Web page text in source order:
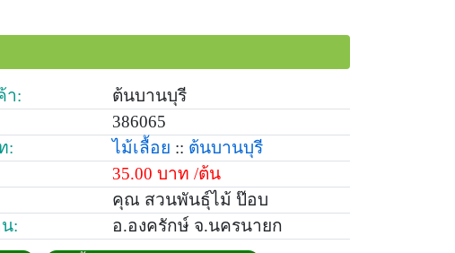
า:
ต้นบานบุรี
386065
:
ไม้เลื้อย :: ต้นบานบุรี
35.00 บาท /ต้น
คุณ สวนพันธุ์ไม้ ป๊อบ
:
อ.องครักษ์ จ.นครนายก